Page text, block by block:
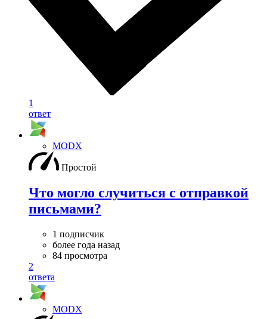
1
ответ
MODX
Простой
Что могло случиться с отправкой
письмами?
1 подписчик
более года назад
84 просмотра
2
ответа
MODX